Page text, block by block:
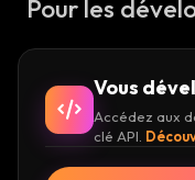
Pour les
Vous
Accédez aux
clé API.